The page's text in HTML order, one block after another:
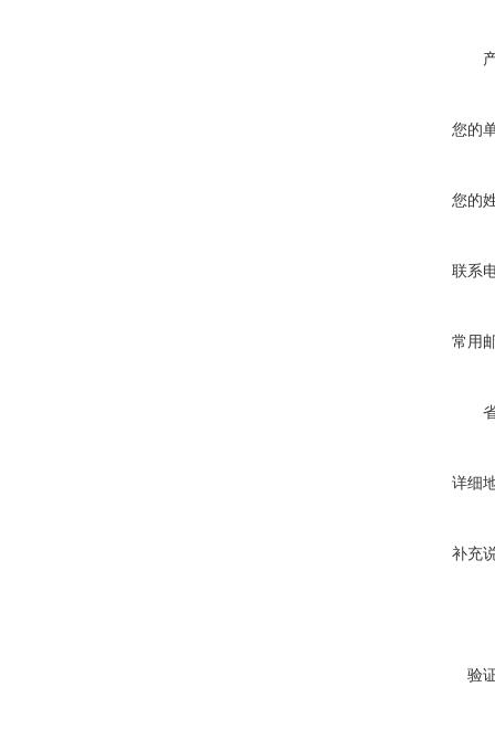
您的
您的
联系
常用
详细
补充
验